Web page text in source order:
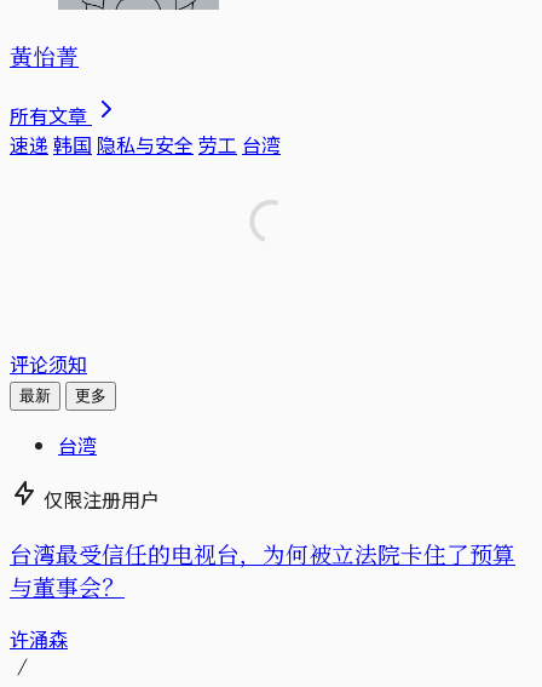
黃怡菁
所有文章
速递 韩国 隐私与安全 劳工 台湾
评论须知
最新 更多
台湾
仅限注册用户
台湾最受信任的电视台，为何被立法院卡住了预算
与董事会？
许涌森